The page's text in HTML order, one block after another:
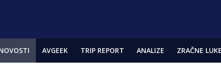
AVGEEK TRIP REPORT ANALIZE ZRAČNE LUKE